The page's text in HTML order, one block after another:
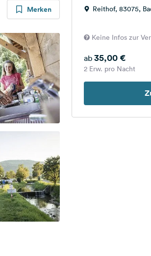
Merken
Resort
Reithof, 83075,
Keine Infos zur
ab 35,00 €
2 Erw. pro Nacht